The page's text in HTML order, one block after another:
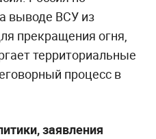
выводе ВСУ из
прекращения огня,
территориальные
процесс в
заявления